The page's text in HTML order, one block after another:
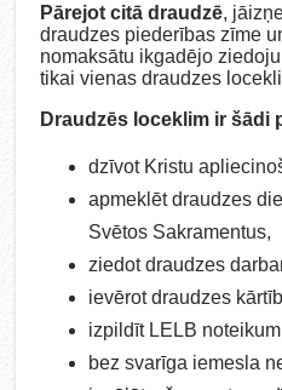
Pārejot citā draudzē,
draudzes piederības zīme
nomaksātu ikgadējo
tikai vienas draudzes
Draudzēs loceklim ir šādi
dzīvot Kristu
apmeklēt draudzes
Svētos Sakramentus,
ziedot draudzes
ievērot draudzes
izpildīt LELB
bez svarīga iemesla